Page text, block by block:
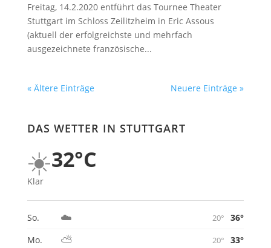
Freitag, 14.2.2020 entführt das Tournee Theater
Stuttgart im Schloss Zeilitzheim in Eric Assous
(aktuell der erfolgreichste und mehrfach
ausgezeichnete französische...
« Ältere Einträge Neuere Einträge »
DAS WETTER IN STUTTGART
☀️32°C
Klar
So. ☁️ 20°
36°
Mo.
⛅ 20°
33°